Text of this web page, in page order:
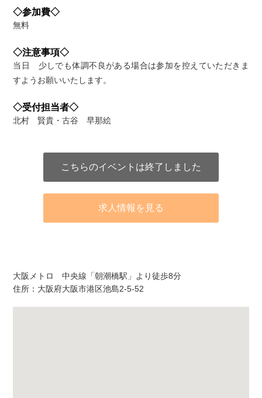
◇参加費◇
無料
◇注意事項◇
当日 少しでも体調不良がある場合は参加を控えていただきま
すようお願いいたします。
◇受付担当者◇
北村 賢貴・古谷 早那絵
こちらのイベントは終了しました
求人情報を見る
大阪メトロ 中央線「朝潮橋駅」より徒歩8分
住所：大阪府大阪市港区池島2-5-52